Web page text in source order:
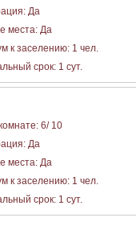
Да
места: Да
к заселению: 1 чел.
срок: 1 сут.
6/ 10
Да
места: Да
к заселению: 1 чел.
срок: 1 сут.